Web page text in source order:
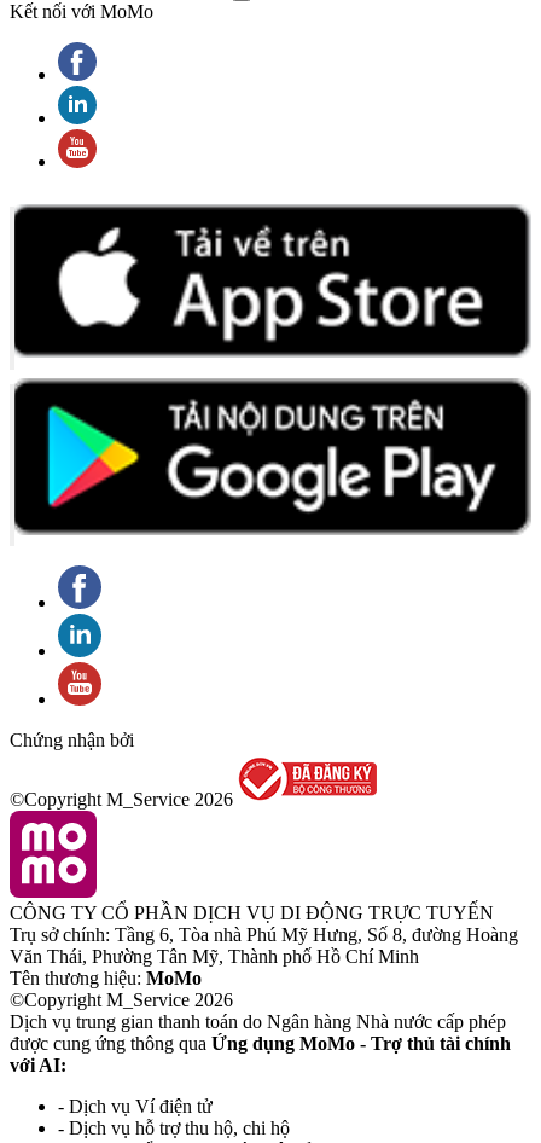
Kết nối với MoMo
Chứng nhận bởi
©Copyright M_Service 2026
CÔNG TY CỔ PHẦN DỊCH VỤ DI ĐỘNG TRỰC TUYẾN
Trụ sở chính: Tầng 6, Tòa nhà Phú Mỹ Hưng, Số 8, đường Hoàng
Văn Thái, Phường Tân Mỹ, Thành phố Hồ Chí Minh
Tên thương hiệu: MoMo
©Copyright M_Service 2026
Dịch vụ trung gian thanh toán do Ngân hàng Nhà nước cấp phép
được cung ứng thông qua Ứng dụng MoMo - Trợ thủ tài chính
với AI:
- Dịch vụ Ví điện tử
- Dịch vụ hỗ trợ thu hộ, chi hộ